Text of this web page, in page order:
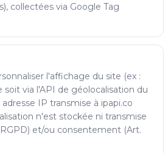
collectées via Google Tag
l'affichage du site (ex :
via l'API de géolocalisation du
IP transmise à ipapi.co
n'est stockée ni transmise
et/ou consentement (Art.